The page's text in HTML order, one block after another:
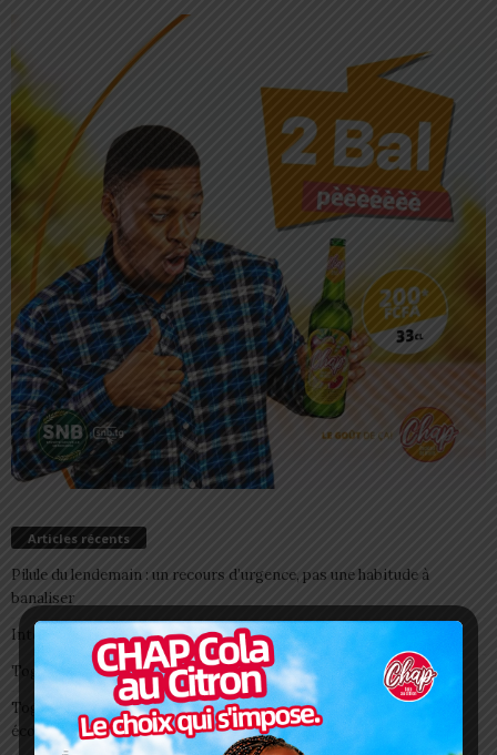
Articles récents
Pilule du lendemain : un recours d’urgence, pas une habitude à
banaliser
Interclubs CAF: ASCK et ASKO face à deux gros morceaux
Togo/ Boissons énergisantes: l’État tire la sonnette d’alarme
Togo/ Rentrée scolaire 2026-2027: consultez la liste officielle des
écoles autorisées